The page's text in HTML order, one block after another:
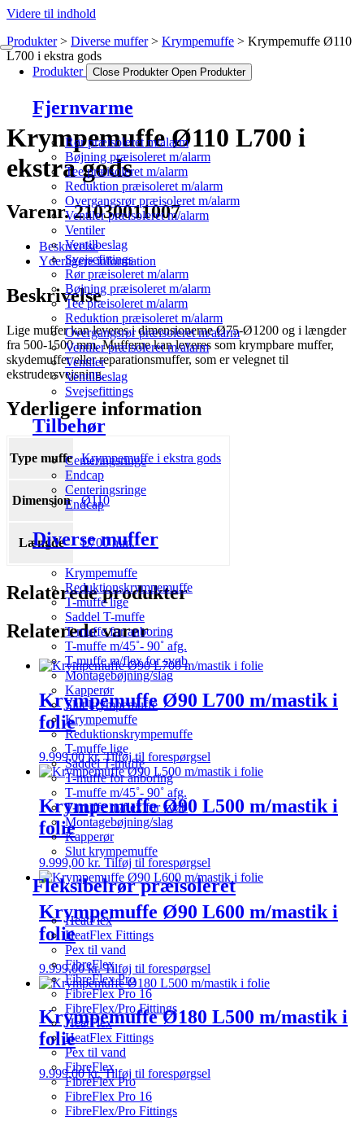
Videre til indhold
Produkter Close Produkter Open Produkter
Fjernvarme
Rør præisoleret m/alarm
Bøjning præisoleret m/alarm
Tee præisoleret m/alarm
Reduktion præisoleret m/alarm
Overgangsrør præisoleret m/alarm
Ventiler præisoleret m/alarm
Ventiler
Ventilbeslag
Svejsefittings
Rør præisoleret m/alarm
Bøjning præisoleret m/alarm
Tee præisoleret m/alarm
Reduktion præisoleret m/alarm
Overgangsrør præisoleret m/alarm
Ventiler præisoleret m/alarm
Ventiler
Ventilbeslag
Svejsefittings
Tilbehør
Centeringsringe
Endcap
Centeringsringe
Endcap
Diverse muffer
Krympemuffe
Reduktionskrympemuffe
T-muffe lige
Saddel T-muffe
T-muffe for anboring
T-muffe m/45˚- 90˚ afg.
T-muffe m/flex for svøb
Montagebøjning/slag
Kapperør
Slut krympemuffe
Krympemuffe
Reduktionskrympemuffe
T-muffe lige
Saddel T-muffe
T-muffe for anboring
T-muffe m/45˚- 90˚ afg.
T-muffe m/flex for svøb
Montagebøjning/slag
Kapperør
Slut krympemuffe
Fleksibelrør præisoleret
HeatFlex
HeatFlex Fittings
Pex til vand
FibreFlex
FibreFlex Pro
FibreFlex Pro 16
FibreFlex/Pro Fittings
HeatFlex
HeatFlex Fittings
Pex til vand
FibreFlex
FibreFlex Pro
FibreFlex Pro 16
FibreFlex/Pro Fittings
Produkter Diverse muffer Krympemuffe
Krympemuffe Ø110
L700 i ekstra gods
Krympemuffe Ø110 L700 i
ekstra gods
Varenr. 21030011007
Beskrivelse
Yderligere information
Beskrivelse
Lige muffer kan leveres i dimensionerne Ø75-Ø1200 og i længder
fra 500-1500 mm. Mufferne kan leveres som krympbare muffer,
skydemuffer eller reparationsmuffer, som er velegnet til
ekstrudersvejsning.
Yderligere information
Type muffe Krympemuffe i ekstra gods
Dimension Ø110
Længde L700 mm.
Relaterede produkter
Relaterede varer
Krympemuffe Ø90 L700 m/mastik i
folie
9.999,00kr. Tilføj til forespørgsel
Krympemuffe Ø90 L500 m/mastik i
folie
9.999,00 kr. Tilføj til forespørgsel
Krympemuffe Ø90 L600 m/mastik i
folie
9.999,00kr. Tilføj til forespørgsel
Krympemuffe Ø180 L500 m/mastik i
folie
9.999,00kr. Tilføj til forespørgsel